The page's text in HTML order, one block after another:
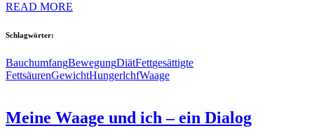
READ MORE
Schlagwörter:
BauchumfangBewegungDiätFettgesättigte
FettsäurenGewichtHungerlchfWaage
Meine Waage und ich – ein Dialog